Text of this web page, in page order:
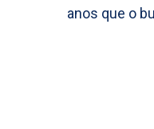
anos que o